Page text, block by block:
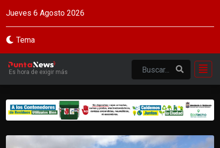
Jueves 6 Agosto 2026
Tema
Es hora de exigir más